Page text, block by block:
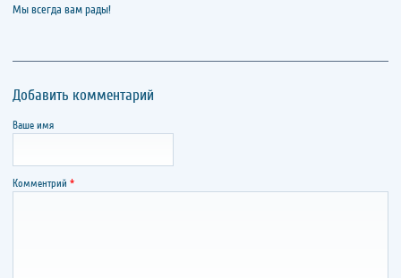
Мы всегда вам рады!
Добавить комментарий
Ваше имя
Комментрий *